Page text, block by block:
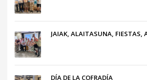
JAIAK, ALAITASUNA, FIESTAS,
DÍA DE LA COFRADÍA